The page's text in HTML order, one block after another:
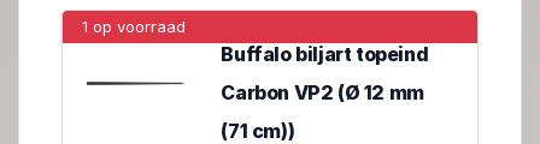
1 op voorraad
Buffalo biljart topeind
Carbon VP2 (Ø 12 mm
(71 cm))